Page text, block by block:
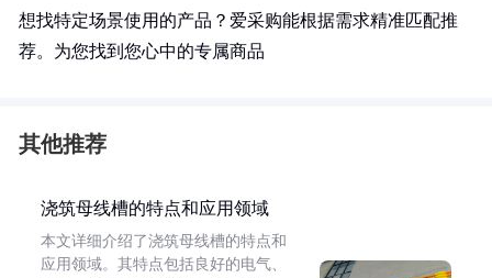
想找特定场景使用的产品？爱采购能根据需求精准匹配推
荐。为您找到您心中的专属商品
其他推荐
浇筑母线槽的特点和应用领域
本文详细介绍了浇筑母线槽的特点和
应用领域。其特点包括良好的电气、